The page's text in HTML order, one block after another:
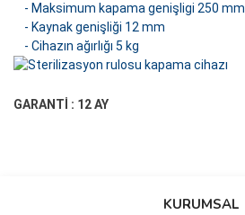
- Maksimum kapama genişligi 250 mm
- Kaynak genişliği 12 mm
- Cihazın ağırlığı 5 kg
GARANTİ : 12 AY
Bu ürüne ilk yorumu siz
KURUMSAL